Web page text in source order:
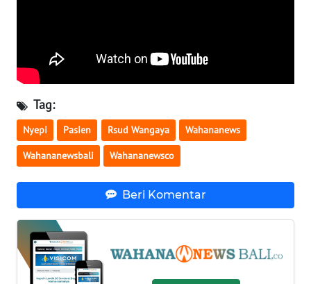
Tag:
Nyepi Pasien Rsud Wangaya Wahananews
Wahananewsbali Wahananewsco
Beri Komentar
BARAT
RIAU
WN
SERAMBI
JAMBI
WN
SULTRA